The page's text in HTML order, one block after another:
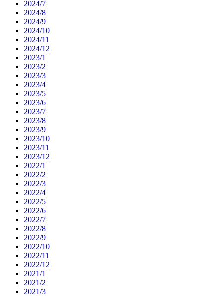
2024/7
2024/8
2024/9
2024/10
2024/11
2024/12
2023/1
2023/2
2023/3
2023/4
2023/5
2023/6
2023/7
2023/8
2023/9
2023/10
2023/11
2023/12
2022/1
2022/2
2022/3
2022/4
2022/5
2022/6
2022/7
2022/8
2022/9
2022/10
2022/11
2022/12
2021/1
2021/2
2021/3